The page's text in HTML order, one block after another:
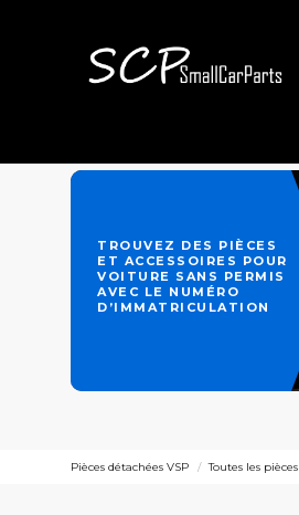
TROUVEZ DES PIÈCES
ET ACCESSOIRES POUR
VOITURE SANS PERMIS
AVEC LE NUMÉRO
D’IMMATRICULATION
Pièces détachées VSP Toutes les pièces